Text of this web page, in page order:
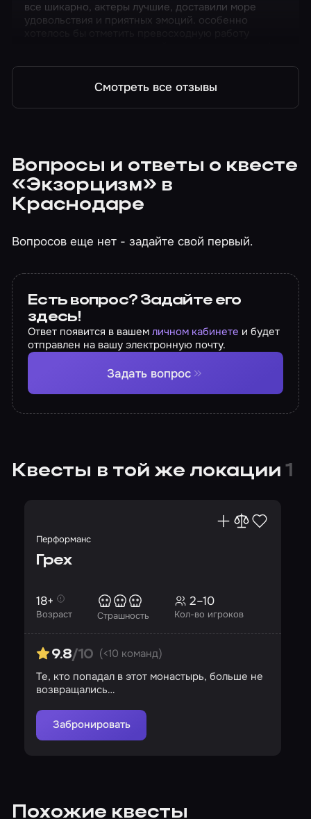
все шикарно, актеры лучшие, доставили море
удовольствия и приятных эмоций. особенно
Смотреть все отзывы
Вопросы и ответы о квесте
«Экзорцизм» в
Краснодаре
Вопросов еще нет - задайте свой первый.
Есть вопрос? Задайте его
здесь!
Ответ появится в вашемличном кабинете и будет
отправлен на вашу электронную почту.
Задать вопрос
Квесты в той же локации1
Перформанс
Грех
Возраст
18+
Страшность Кол-во игроков
2–10
9.8/10 (<10 команд)
Те, кто попадал в этот монастырь, больше не
возвращались…
Забронировать
Похожие квесты